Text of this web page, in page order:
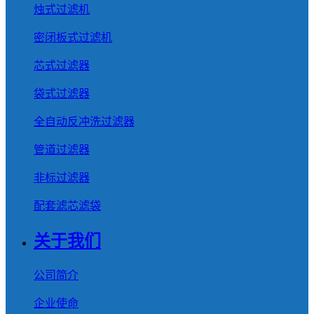
烛式过滤机
密闭板式过滤机
芯式过滤器
袋式过滤器
全自动反冲洗过滤器
管道过滤器
非标过滤器
配套滤芯滤袋
关于我们
公司简介
企业使命